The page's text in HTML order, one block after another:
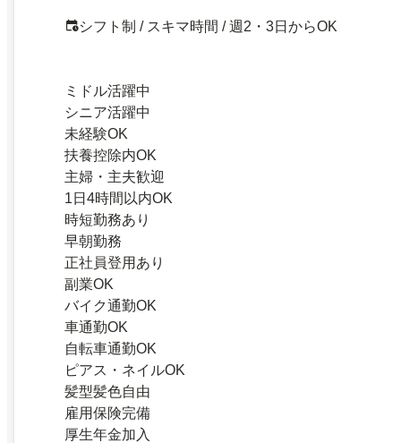
シフト制 / スキマ時間 / 週2・3日からOK
ミドル活躍中
シニア活躍中
未経験OK
扶養控除内OK
主婦・主夫歓迎
1日4時間以内OK
時短勤務あり
早朝勤務
正社員登用あり
副業OK
バイク通勤OK
車通勤OK
自転車通勤OK
ピアス・ネイルOK
髪型髪色自由
雇用保険完備
厚生年金加入